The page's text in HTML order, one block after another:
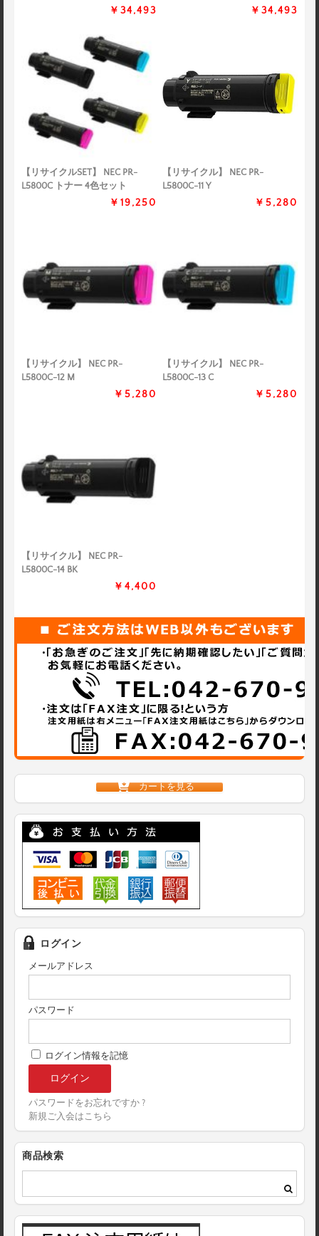
￥34,493 ￥34,493
【リサイクルSET】 NEC PR-
L5800C トナー 4色セット
￥19,250
【リサイクル】 NEC PR-
L5800C-11 Y
￥5,280
【リサイクル】 NEC PR-
L5800C-12 M
￥5,280
【リサイクル】 NEC PR-
L5800C-13 C
￥5,280
【リサイクル】 NEC PR-
L5800C-14 BK
￥4,400
カートを見る
ログイン
メールアドレス
パスワード
ログイン情報を記憶
パスワードをお忘れですか ?
新規ご入会はこちら
商品検索